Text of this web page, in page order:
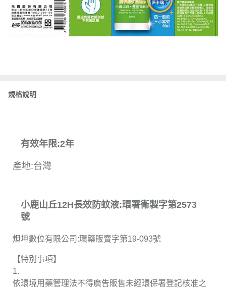
規格說明
有效年限:2年
產地:台灣
小鹿山丘12H長效防蚊液:環署衛製字第2573
號
炟坤數位有限公司:環藥販賣字第19-093號
【特別事項】
1.
依環境用藥管理法不得廣告販售未經環保署登記核准之